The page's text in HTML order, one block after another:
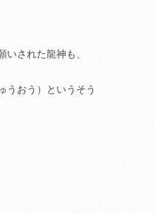
いされた龍神も、
うおう）というそう